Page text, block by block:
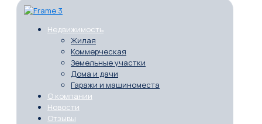
Недвижимость
Жилая
Коммерческая
Земельные участки
Дома и дачи
Гаражи и машиноместа
О компании
Новости
Отзывы